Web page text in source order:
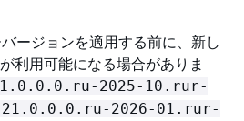
ージョンを適用する前に、新し
利用可能になる場合がありま
2025-10.rur-
21.0.0.0.ru-2026-01.rur-